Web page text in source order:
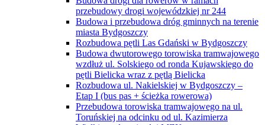
przebudowy drogi wojewódzkiej nr 244
Budowa i przebudowa dróg gminnych na terenie
miasta Bydgoszczy
Rozbudowa pętli Las Gdański w Bydgoszczy
Budowa dwutorowego torowiska tramwajowego
wzdłuż ul. Solskiego od ronda Kujawskiego do
pętli Bielicka wraz z pętlą Bielicka
Rozbudowa ul. Nakielskiej w Bydgoszczy –
Etap I (bus pas + ścieżka rowerowa)
Przebudowa torowiska tramwajowego na ul.
Toruńskiej na odcinku od ul. Kazimierza